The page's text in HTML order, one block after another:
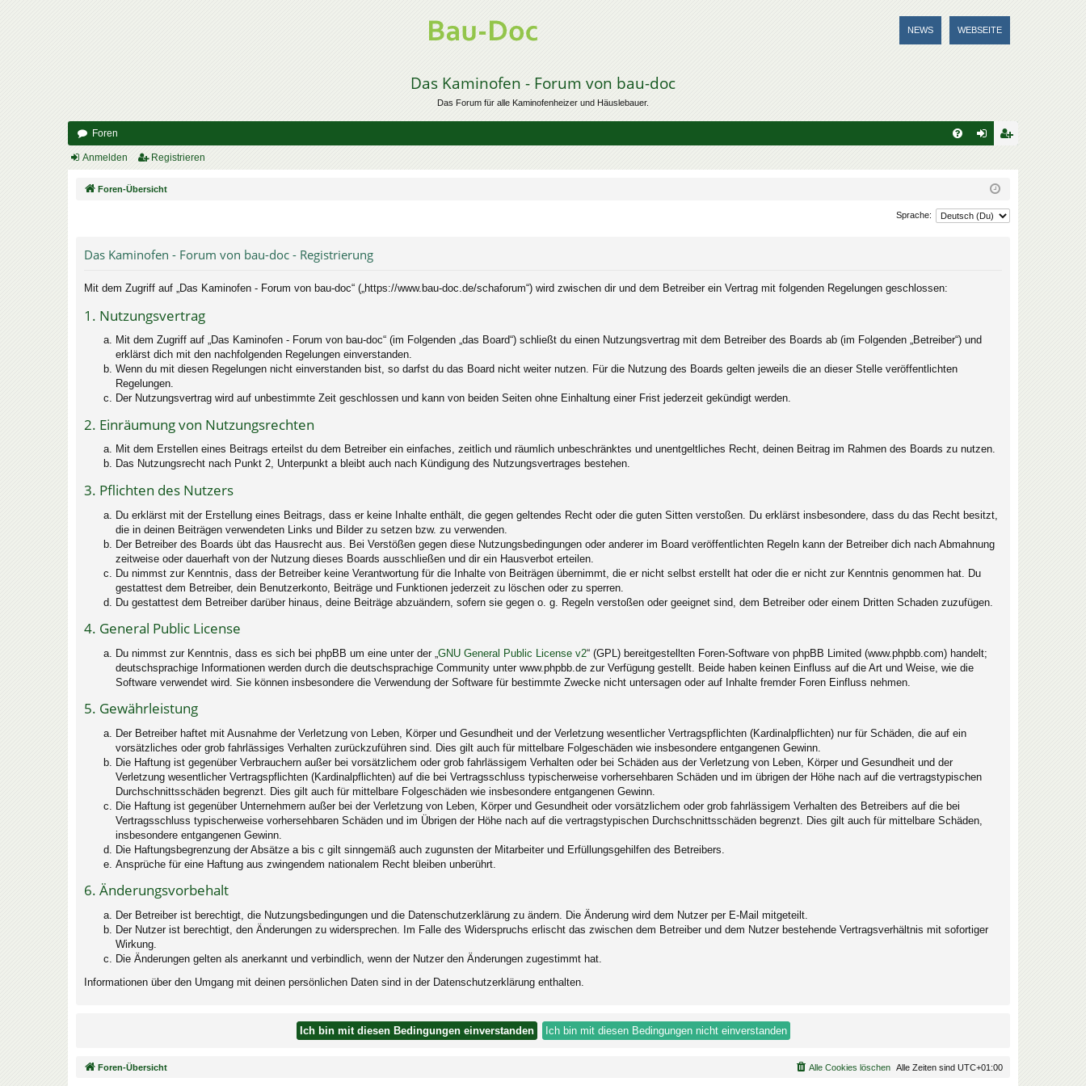
WEBSEITE
NEWS
Das Kaminofen - Forum von bau-doc
Das Forum für alle Kaminofenheizer und Häuslebauer.
Foren
el rie
Anmelden Registrieren
Foren-Übersicht
Sprache:
Das Kaminofen - Forum von bau-doc - Registrierung
Mit dem Zugriff auf „Das Kaminofen - Forum von bau-doc“ („https://www.bau-doc.de/schaforum“) wird zwischen dir und dem Betreiber ein Vertrag mit folgenden Regelungen geschlossen:
1. Nutzungsvertrag
Mit dem Zugriff auf „Das Kaminofen - Forum von bau-doc“ (im Folgenden „das Board“) schließt du einen Nutzungsvertrag mit dem Betreiber des Boards ab (im Folgenden „Betreiber“) und
erklärst dich mit den nachfolgenden Regelungen einverstanden.
Wenn du mit diesen Regelungen nicht einverstanden bist, so darfst du das Board nicht weiter nutzen. Für die Nutzung des Boards gelten jeweils die an dieser Stelle veröffentlichten
Regelungen.
Der Nutzungsvertrag wird auf unbestimmte Zeit geschlossen und kann von beiden Seiten ohne Einhaltung einer Frist jederzeit gekündigt werden.
2. Einräumung von Nutzungsrechten
Mit dem Erstellen eines Beitrags erteilst du dem Betreiber ein einfaches, zeitlich und räumlich unbeschränktes und unentgeltliches Recht, deinen Beitrag im Rahmen des Boards zu nutzen.
Das Nutzungsrecht nach Punkt 2, Unterpunkt a bleibt auch nach Kündigung des Nutzungsvertrages bestehen.
3. Pflichten des Nutzers
Du erklärst mit der Erstellung eines Beitrags, dass er keine Inhalte enthält, die gegen geltendes Recht oder die guten Sitten verstoßen. Du erklärst insbesondere, dass du das Recht besitzt,
die in deinen Beiträgen verwendeten Links und Bilder zu setzen bzw. zu verwenden.
Der Betreiber des Boards übt das Hausrecht aus. Bei Verstößen gegen diese Nutzungsbedingungen oder anderer im Board veröffentlichten Regeln kann der Betreiber dich nach Abmahnung
zeitweise oder dauerhaft von der Nutzung dieses Boards ausschließen und dir ein Hausverbot erteilen.
Du nimmst zur Kenntnis, dass der Betreiber keine Verantwortung für die Inhalte von Beiträgen übernimmt, die er nicht selbst erstellt hat oder die er nicht zur Kenntnis genommen hat. Du
gestattest dem Betreiber, dein Benutzerkonto, Beiträge und Funktionen jederzeit zu löschen oder zu sperren.
Du gestattest dem Betreiber darüber hinaus, deine Beiträge abzuändern, sofern sie gegen o. g. Regeln verstoßen oder geeignet sind, dem Betreiber oder einem Dritten Schaden zuzufügen.
4. General Public License
Du nimmst zur Kenntnis, dass es sich bei phpBB um eine unter der „ GNU General Public License v2“ (GPL) bereitgestellten Foren-Software von phpBB Limited (www.phpbb.com) handelt;
deutschsprachige Informationen werden durch die deutschsprachige Community unter www.phpbb.de zur Verfügung gestellt. Beide haben keinen Einfluss auf die Art und Weise, wie die
Software verwendet wird. Sie können insbesondere die Verwendung der Software für bestimmte Zwecke nicht untersagen oder auf Inhalte fremder Foren Einfluss nehmen.
5. Gewährleistung
Der Betreiber haftet mit Ausnahme der Verletzung von Leben, Körper und Gesundheit und der Verletzung wesentlicher Vertragspflichten (Kardinalpflichten) nur für Schäden, die auf ein
vorsätzliches oder grob fahrlässiges Verhalten zurückzuführen sind. Dies gilt auch für mittelbare Folgeschäden wie insbesondere entgangenen Gewinn.
Die Haftung ist gegenüber Verbrauchern außer bei vorsätzlichem oder grob fahrlässigem Verhalten oder bei Schäden aus der Verletzung von Leben, Körper und Gesundheit und der
Verletzung wesentlicher Vertragspflichten (Kardinalpflichten) auf die bei Vertragsschluss typischerweise vorhersehbaren Schäden und im übrigen der Höhe nach auf die vertragstypischen
Durchschnittsschäden begrenzt. Dies gilt auch für mittelbare Folgeschäden wie insbesondere entgangenen Gewinn.
Die Haftung ist gegenüber Unternehmern außer bei der Verletzung von Leben, Körper und Gesundheit oder vorsätzlichem oder grob fahrlässigem Verhalten des Betreibers auf die bei
Vertragsschluss typischerweise vorhersehbaren Schäden und im Übrigen der Höhe nach auf die vertragstypischen Durchschnittsschäden begrenzt. Dies gilt auch für mittelbare Schäden,
insbesondere entgangenen Gewinn.
Die Haftungsbegrenzung der Absätze a bis c gilt sinngemäß auch zugunsten der Mitarbeiter und Erfüllungsgehilfen des Betreibers.
Ansprüche für eine Haftung aus zwingendem nationalem Recht bleiben unberührt.
6. Änderungsvorbehalt
Der Betreiber ist berechtigt, die Nutzungsbedingungen und die Datenschutzerklärung zu ändern. Die Änderung wird dem Nutzer per E-Mail mitgeteilt.
Der Nutzer ist berechtigt, den Änderungen zu widersprechen. Im Falle des Widerspruchs erlischt das zwischen dem Betreiber und dem Nutzer bestehende Vertragsverhältnis mit sofortiger
Wirkung.
Die Änderungen gelten als anerkannt und verbindlich, wenn der Nutzer den Änderungen zugestimmt hat.
Informationen über den Umgang mit deinen persönlichen Daten sind in der Datenschutzerklärung enthalten.
Foren-Übersicht Alle Zeiten sind UTC+01:00
Alle Cookies löschen